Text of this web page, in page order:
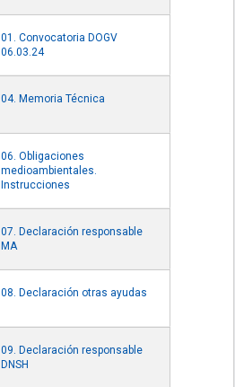
01. Convocatoria DOGV
06.03.24
04. Memoria Técnica
06. Obligaciones
medioambientales.
Instrucciones
07. Declaración responsable
MA
08. Declaración otras ayudas
09. Declaración responsable
DNSH